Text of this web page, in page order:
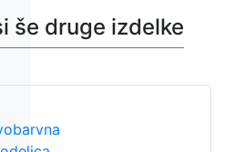
še druge izdelke